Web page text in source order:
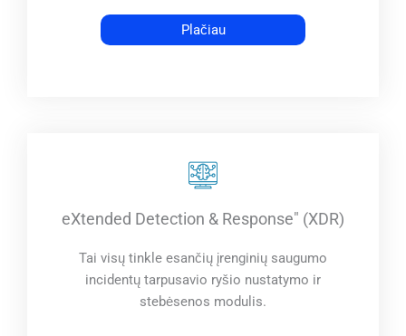
Plačiau
eXtended Detection & Response" (XDR)
Tai visų tinkle esančių įrenginių saugumo
incidentų tarpusavio ryšio nustatymo ir
stebėsenos modulis.